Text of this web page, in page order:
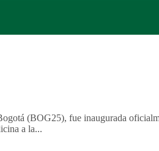
(BOG25), fue inaugurada
a la...